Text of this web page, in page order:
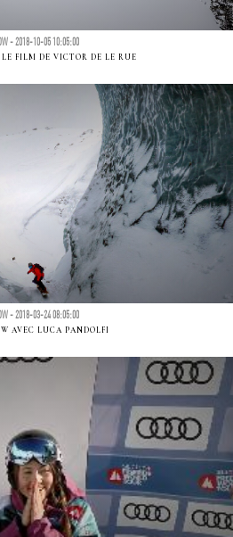
- 2018-10-05 10:05:00
FILM DE VICTOR DE LE RUE
- 2018-03-24 08:05:00
AVEC LUCA PANDOLFI